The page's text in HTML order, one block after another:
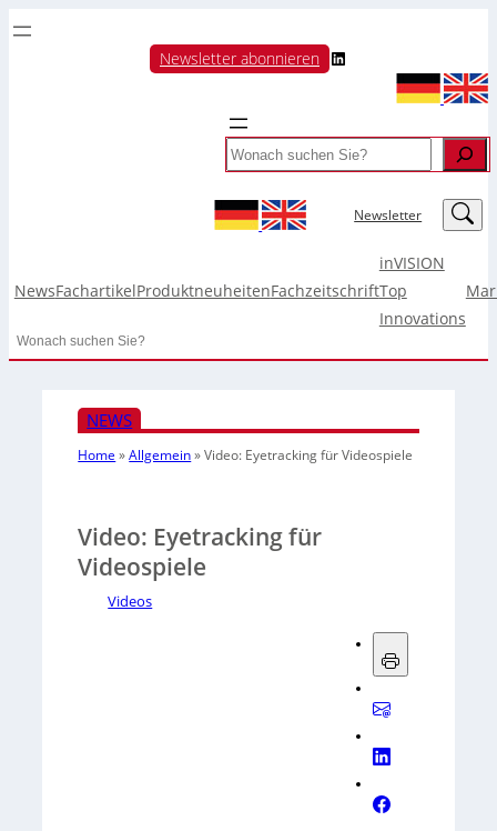
Newsletter abonnieren LinkedIn
Search
Newsletter LinkedIn
NewsFachartikelProduktneuheitenFachzeitschrift
inVISION
Top
Innovations
Search
NEWS
Home »Allgemein»Video: Eyetracking für Videospiele
Video: Eyetracking für
Videospiele
Videos